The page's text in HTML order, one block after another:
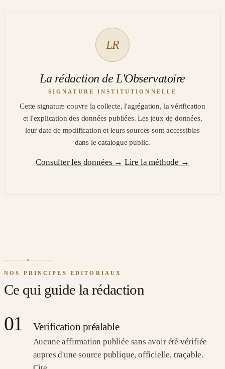
LR
La rédaction de L'Observatoire
SIGNATURE INSTITUTIONNELLE
Cette signature couvre la collecte, l'agrégation, la vérification
et l'explication des données publiées. Les jeux de données,
leur date de modification et leurs sources sont accessibles
dans le catalogue public.
Consulter les données → Lire la méthode →
NOS PRINCIPES EDITORIAUX
Ce qui guide la rédaction
01 Verification préalable
Aucune affirmation publiée sans avoir été vérifiée
aupres d'une source publique, officielle, traçable.